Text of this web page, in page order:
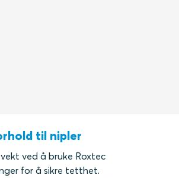
til nipler
ved å bruke Roxtec
for å sikre tetthet.